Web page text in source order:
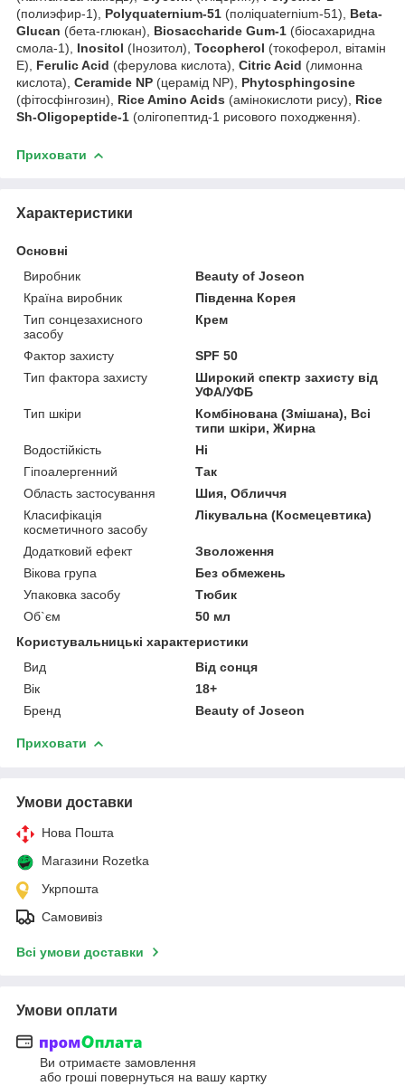
(полиэфир-1), Polyquaternium-51 (поліquaternium-51), Beta-
Glucan (бета-глюкан), Biosaccharide Gum-1 (біосахаридна
смола-1), Inositol (Інозитол), Tocopherol (токоферол, вітамін
Е), Ferulic Acid (ферулова кислота), Citric Acid (лимонна
кислота), Ceramide NP (церамід NP), Phytosphingosine
(фітосфінгозин), Rice Amino Acids (амінокислоти рису), Rice
Sh-Oligopeptide-1 (олігопептид-1 рисового походження).
Приховати
Характеристики
Основні
Виробник
Beauty of Joseon
Країна виробник
Південна Корея
Тип сонцезахисного
засобу
Крем
Фактор захисту
SPF 50
Тип фактора захисту
Широкий спектр захисту від
УФА/УФБ
Тип шкіри
Комбінована (Змішана), Всі
типи шкіри, Жирна
Водостійкість
Ні
Гіпоалергенний
Так
Область застосування
Шия, Обличчя
Класифікація
косметичного засобу
Лікувальна (Космецевтика)
Додатковий ефект
Зволоження
Вікова група
Без обмежень
Упаковка засобу
Тюбик
Об`єм
50 мл
Користувальницькі характеристики
Вид
Від сонця
Вік
18+
Бренд
Beauty of Joseon
Приховати
Умови доставки
Нова Пошта
Магазини Rozetka
Укрпошта
Самовивіз
Всі умови доставки
Умови оплати
Ви отримаєте замовлення
або гроші повернуться на вашу картку